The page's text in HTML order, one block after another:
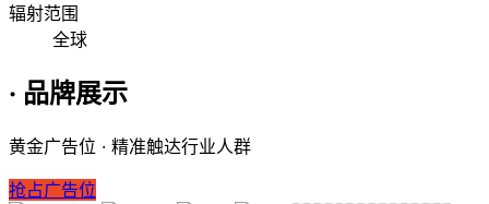
辐射范围
全球
· 品牌展示
黄金广告位 · 精准触达行业人群
抢占广告位